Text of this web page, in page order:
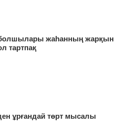
жаһанның жарқын
тартпақ
ұрғандай төрт мысалы